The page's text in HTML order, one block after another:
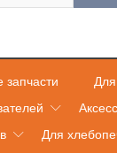
запчасти
Для